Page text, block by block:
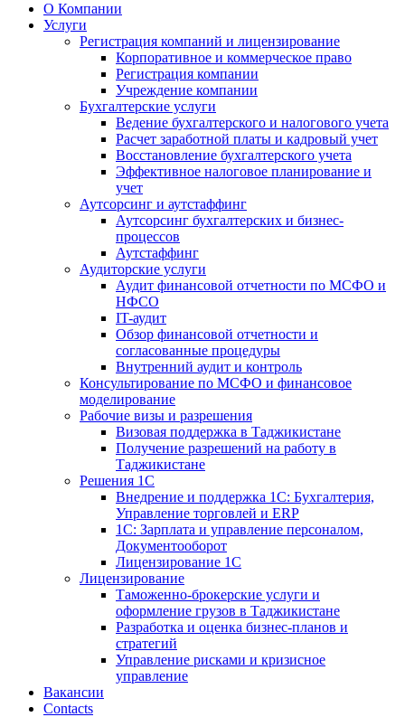
О Компании
Услуги
Регистрация компаний и лицензирование
Корпоративное и коммерческое право
Регистрация компании
Учреждение компании
Бухгалтерские услуги
Ведение бухгалтерского и налогового учета
Расчет заработной платы и кадровый учет
Восстановление бухгалтерского учета
Эффективное налоговое планирование и
учет
Аутсорсинг и аутстаффинг
Аутсорсинг бухгалтерских и бизнес-
процессов
Аутстаффинг
Аудиторские услуги
Аудит финансовой отчетности по МСФО и
НФСО
IT-аудит
Обзор финансовой отчетности и
согласованные процедуры
Внутренний аудит и контроль
Консультирование по МСФО и финансовое
моделирование
Рабочие визы и разрешения
Визовая поддержка в Таджикистане
Получение разрешений на работу в
Таджикистане
Решения 1С
Внедрение и поддержка 1С: Бухгалтерия,
Управление торговлей и ERP
1С: Зарплата и управление персоналом,
Документооборот
Лицензирование 1С
Лицензирование
Таможенно-брокерские услуги и
оформление грузов в Таджикистане
Разработка и оценка бизнес-планов и
стратегий
Управление рисками и кризисное
управление
Вакансии
Contacts